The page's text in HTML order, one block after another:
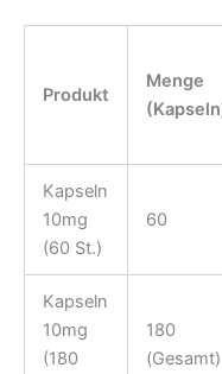
Produkt
Menge
Kapseln
10mg
(60 St.)
60
Kapseln
10mg
(180
180
(Gesamt)